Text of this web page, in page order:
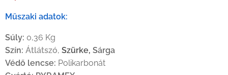
Műszaki adatok:
Súly: 0,36 Kg
Szín: Átlátszó, Szürke, Sárga
Védő lencse: Polikarbonát